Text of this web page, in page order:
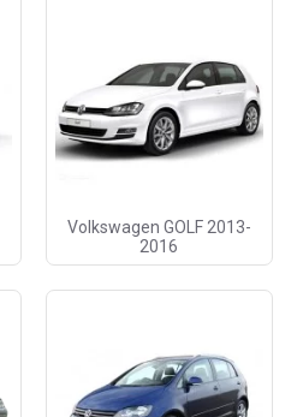
Volkswagen GOLF 2013-
2016